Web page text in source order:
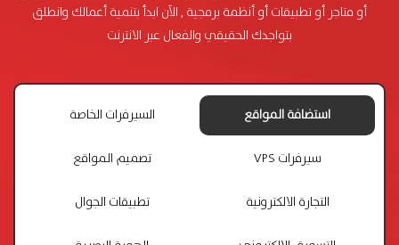
أو متاجر أو تطبيقات أو أنظمة برمجية , الآن ابدأ بتنمية أعمالك وانطلق
بتواجدك الحقيقي والفعال عبر الانترنت
استضافة المواقع السيرفرات الخاصة
سيرفرات VPS تصميم المواقع
التجارة الالكترونية تطبيقات الجوال